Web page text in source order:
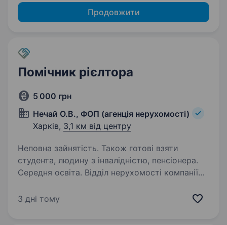
Продовжити
Помічник рієлтора
5 000 грн
Нечай О.В., ФОП (агенція нерухомості)
Харків, 3,1 км від центру
Неповна зайнятість. Також готові взяти
студента, людину з інвалідністю, пенсіонера.
Середня освіта. Відділ нерухомості компанії
на посаду Помічник Ріелтора (Оператор ПК).
3 дні тому